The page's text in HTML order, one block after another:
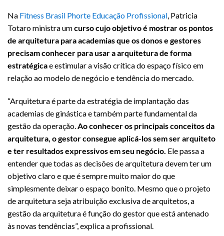
Na Fitness Brasil Phorte Educação Profissional, Patricia
Totaro ministra umcurso cujo objetivo é mostrar os pontos
de arquitetura para academias que os donos e gestores
precisam conhecer para usar a arquitetura de forma
estratégicae estimular a visão crítica do espaço físico em
relação ao modelo de negócio e tendência do mercado.
“Arquitetura é parte da estratégia de implantação das
academias de ginástica e também parte fundamental da
gestão da operação.Ao conhecer os principais conceitos da
arquitetura, o gestor consegue aplicá-los sem ser arquiteto
e ter resultados expressivos em seu negócio. Ele passa a
entender que todas as decisões de arquitetura devem ter um
objetivo claro e que é sempre muito maior do que
simplesmente deixar o espaço bonito. Mesmo que o projeto
de arquitetura seja atribuição exclusiva de arquitetos, a
gestão da arquitetura é função do gestor que está antenado
às novas tendências”, explica a profissional.